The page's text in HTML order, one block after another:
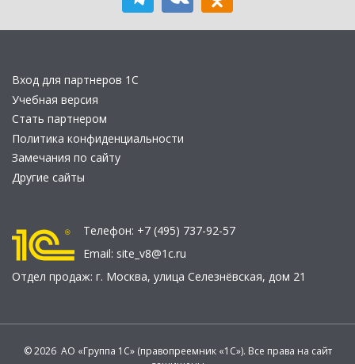
Вход для партнеров 1С
Учебная версия
Стать партнером
Политика конфиденциальности
Замечания по сайту
Другие сайты
Телефон: +7 (495) 737-92-57
Email: site_v8@1c.ru
Отдел продаж: г. Москва, улица Селезнёвская, дом 21
© 2026 АО «Группа 1С» (правопреемник «1С»). Все права на сайт